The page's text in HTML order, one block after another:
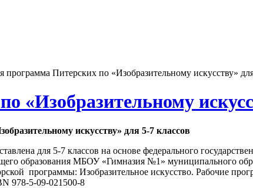
программа Питерских по «Изобразительному искусству»
«Изобразительному
искусству» для 5-7 классов
для 5-7 классов на основе федерального
образования МБОУ «Гимназия №1» муниципального
программы: Изобразительное искусство. Рабочие
978-5-09-021500-8